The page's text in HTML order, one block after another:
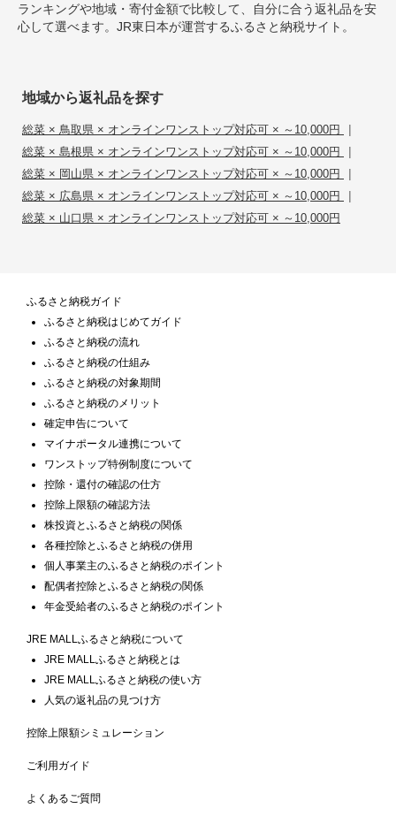
ランキングや地域・寄付金額で比較して、自分に合う返礼品を安
心して選べます。JR東日本が運営するふるさと納税サイト。
地域から返礼品を探す
総菜 × 鳥取県 × オンラインワンストップ対応可 × ～10,000円 |
総菜 × 島根県 × オンラインワンストップ対応可 × ～10,000円 |
総菜 × 岡山県 × オンラインワンストップ対応可 × ～10,000円 |
総菜 × 広島県 × オンラインワンストップ対応可 × ～10,000円 |
総菜 × 山口県 × オンラインワンストップ対応可 × ～10,000円
ふるさと納税ガイド
ふるさと納税はじめてガイド
ふるさと納税の流れ
ふるさと納税の仕組み
ふるさと納税の対象期間
ふるさと納税のメリット
確定申告について
マイナポータル連携について
ワンストップ特例制度について
控除・還付の確認の仕方
控除上限額の確認方法
株投資とふるさと納税の関係
各種控除とふるさと納税の併用
個人事業主のふるさと納税のポイント
配偶者控除とふるさと納税の関係
年金受給者のふるさと納税のポイント
JRE MALLふるさと納税について
JRE MALLふるさと納税とは
JRE MALLふるさと納税の使い方
人気の返礼品の見つけ方
控除上限額シミュレーション
ご利用ガイド
よくあるご質問